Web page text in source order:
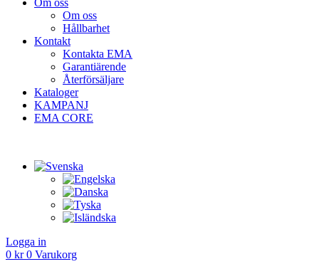
Om oss
Hållbarhet
Kontakt
Kontakta EMA
Garantiärende
Återförsäljare
Kataloger
KAMPANJ
EMA CORE
Logga in
0 kr 0 Varukorg